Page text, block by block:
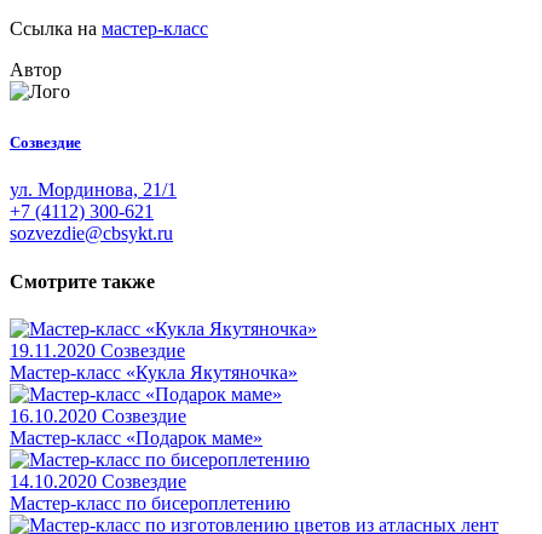
Ссылка на мастер-класс
Автор
Созвездие
ул. Мординова, 21/1
+7 (4112) 300-621
sozvezdie@cbsykt.ru
Смотрите также
19.11.2020 Созвездие
Мастер-класс «Кукла Якутяночка»
16.10.2020 Созвездие
Мастер-класс «Подарок маме»
14.10.2020 Созвездие
Мастер-класс по бисероплетению